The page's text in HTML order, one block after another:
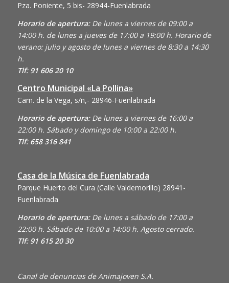
Pza. Poniente, 5 bis- 28944-Fuenlabrada
Horario de apertura:De lunes a viernes de 09:00 a
14:00 h. de lunes a jueves de 17:00 a 19:00 h. Horario de
verano: julio y agosto de lunes a viernes de 8:30 a 14:30
h.
Tlf: 91 606 20 10
Centro Municipal «La Pollina»
Cam. de la Vega, s/n,- 28946-Fuenlabrada
Horario de apertura: De lunes a viernes de 16:00 a
22:00 h. Sábado y domingo de 10:00 a 22:00 h.
Tlf: 658 316 841
Casa de la Música de Fuenlabrada
Parque Huerto del Cura (Calle Valdemorillo) 28941-
Fuenlabrada
Horario de apertura: De lunes a sábado de 17:00 a
22:00 h. Sábado de 10:00 a 14:00 h. Agosto cerrado.
Tlf: 91 615 20 30
Canal de denuncias de Animajoven S.A.